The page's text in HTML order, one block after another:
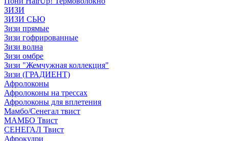
ЗИЗИ
ЗИЗИ СЬЮ
Зизи прямые
Зизи гофрированные
Зизи волна
Зизи омбре
Зизи "Жемчужная коллекция"
Зизи (ГРАДИЕНТ)
Афролоконы
Афролоконы на трессах
Афролоконы для вплетения
Мамбо/Сенегал твист
МАМБО Твист
СЕНЕГАЛ Твист
Афрокудри